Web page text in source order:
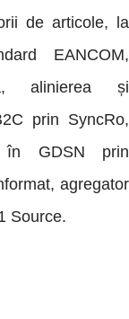
de articole, la
EANCOM,
alinierea și
prin SyncRo,
în GDSN prin
agregator
Source.